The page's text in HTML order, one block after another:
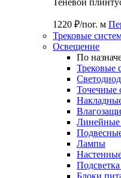
Теневой
1220 ₽/пог. м
Трековые
Освещение
По
Трековые
Точечные
Линейные
Лампы
Блоки